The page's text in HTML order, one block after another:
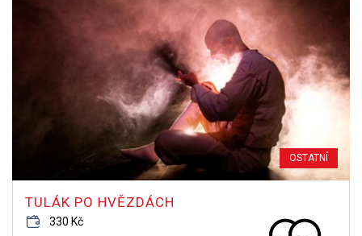
OSTATNÍ
TULÁK PO HVĚZDÁCH
330 Kč